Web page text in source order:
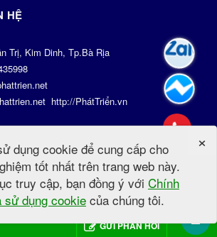
HỆ
Trị, Kim Dinh, Tp.Bà Rịa
http://PhátTriển.vn
Thiết
Điều khoản sử dụng ×
dụng cookie để cung cấp cho
tốt nhất trên trang web này.
truy cập, bạn đồng ý với Chính
sử dụng cookie của chúng tôi.
GỬI PHẢN HỒI